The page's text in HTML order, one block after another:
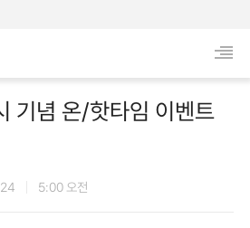
기념 온/핫타임 이벤트
5:00 오전